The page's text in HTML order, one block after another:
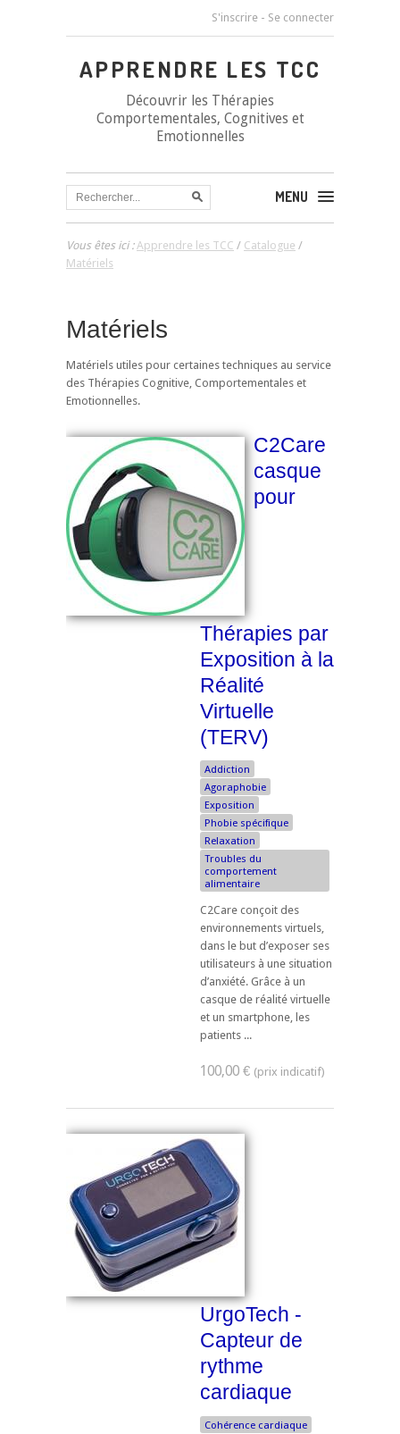
S'inscrire - Se connecter
APPRENDRE LES TCC
Découvrir les Thérapies
Comportementales, Cognitives et
Emotionnelles
MENU
Vous êtes ici :Apprendre les TCC / Catalogue /
Matériels
Matériels
Matériels utiles pour certaines techniques au service
des Thérapies Cognitive, Comportementales et
Emotionnelles.
C2Care
casque
pour
Thérapies par
Exposition à la
Réalité
Virtuelle
(TERV)
Addiction
Agoraphobie
Exposition
Phobie spécifique
Relaxation
Troubles du
comportement
alimentaire
C2Care conçoit des
environnements virtuels,
dans le but d’exposer ses
utilisateurs à une situation
d’anxiété. Grâce à un
casque de réalité virtuelle
et un smartphone, les
patients ...
100,00 €
UrgoTech -
Capteur de
rythme
cardiaque
Cohérence cardiaque